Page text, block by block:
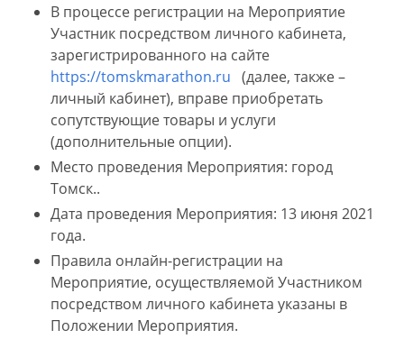
В процессе регистрации на Мероприятие
Участник посредством личного кабинета,
зарегистрированного на сайте
https://tomskmarathon.ru (далее, также –
личный кабинет), вправе приобретать
сопутствующие товары и услуги
(дополнительные опции).
Место проведения Мероприятия: город
Томск..
Дата проведения Мероприятия: 13 июня 2021
года.
Правила онлайн-регистрации на
Мероприятие, осуществляемой Участником
посредством личного кабинета указаны в
Положении Мероприятия.